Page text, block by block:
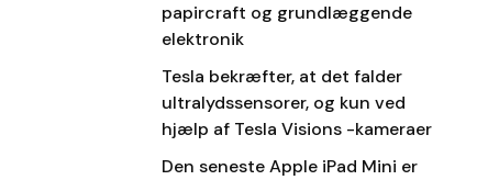
papircraft og grundlæggende
elektronik
Tesla bekræfter, at det falder
ultralydssensorer, og kun ved
hjælp af Tesla Visions -kameraer
Den seneste Apple iPad Mini er